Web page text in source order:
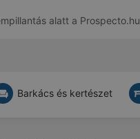
alatt a Prospecto.hu
Barkács és kertészet